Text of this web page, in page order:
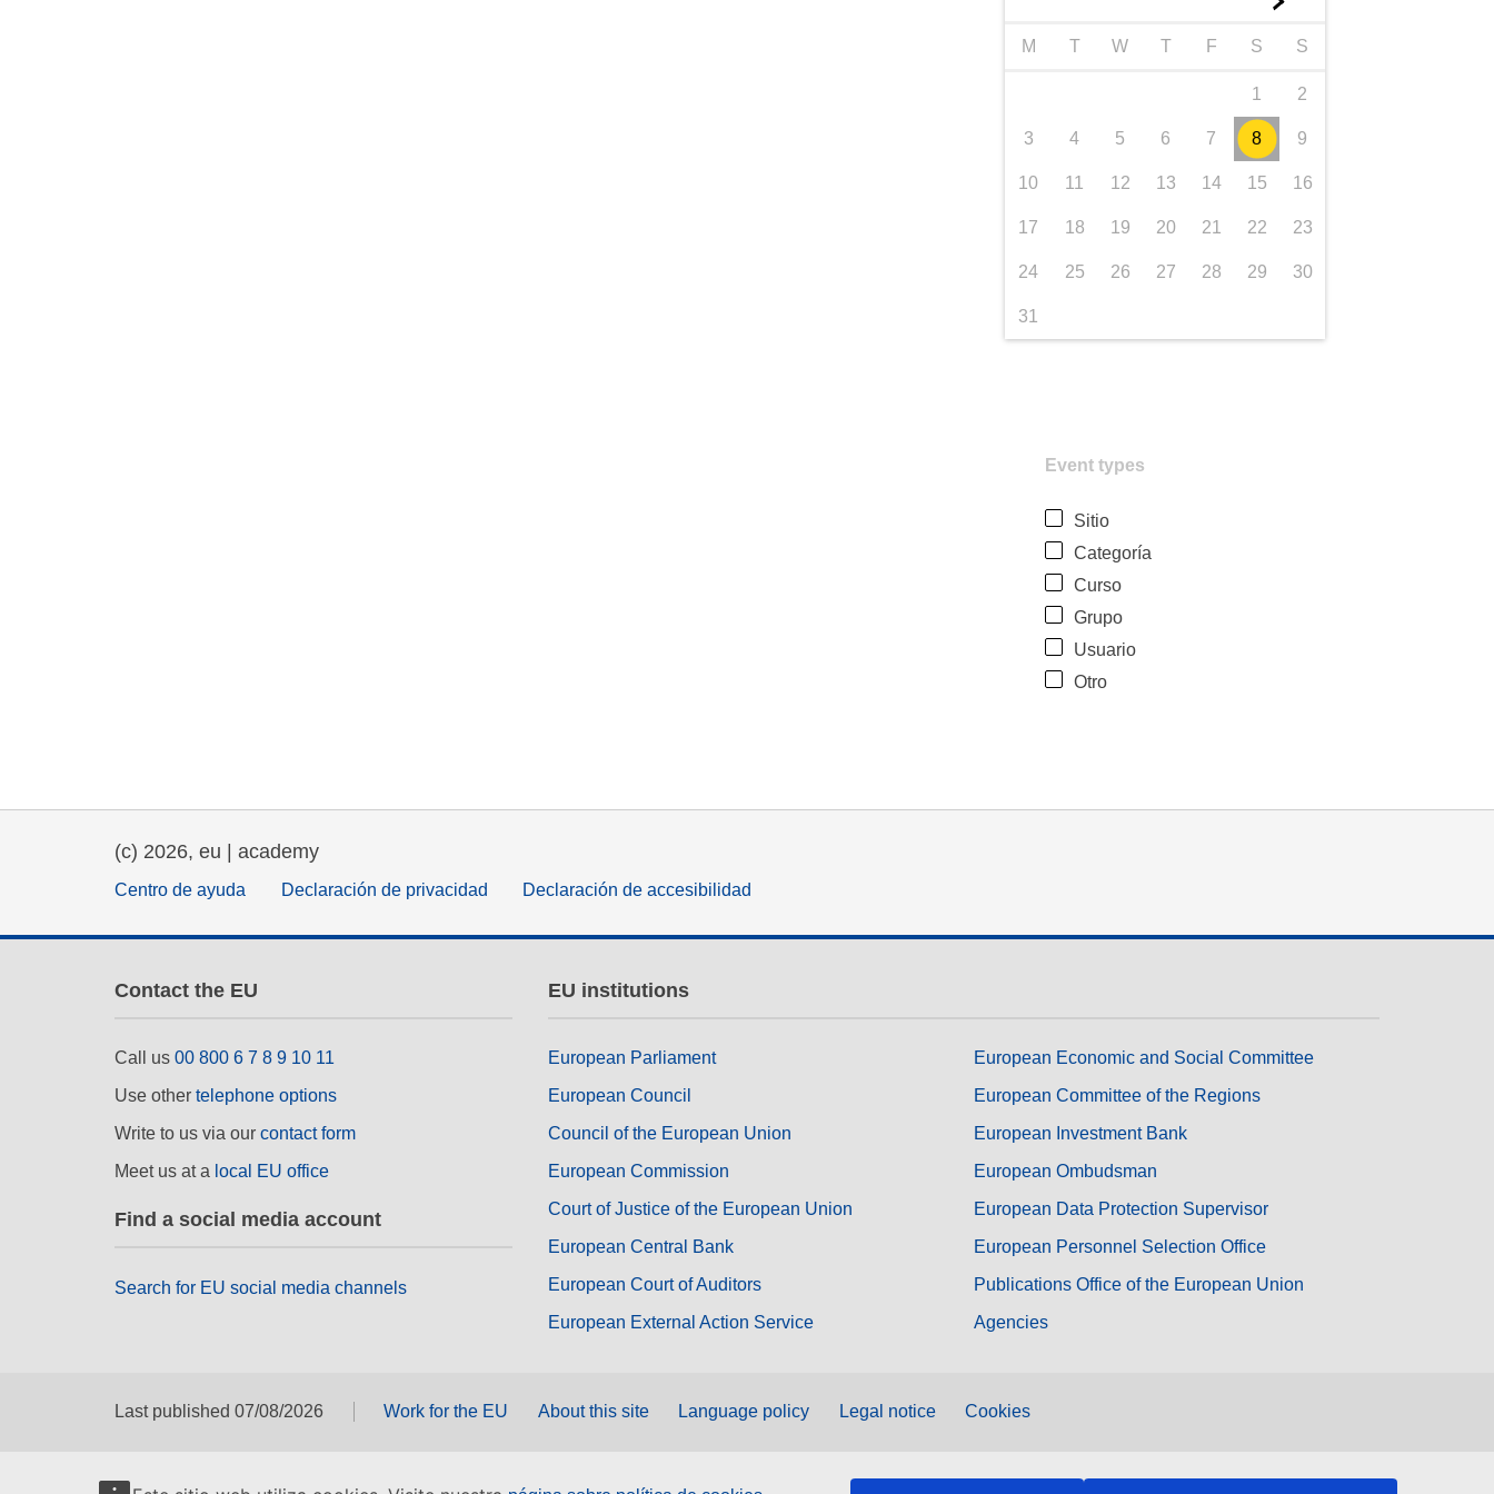
M T W T F S S
1 2
3 4 5 6 7 8 9
10 11 12 13 14 15 16
17 18 19 20 21 22 23
24 25 26 27 28 29 30
31
Event types
Sitio
Categoría
Curso
Grupo
Usuario
Otro
(c) 2026, eu | academy
Centro de ayuda Declaración de privacidad Declaración de accesibilidad
Contact the EU
Call us 00 800 6 7 8 9 10 11
Use other telephone options
Write to us via our contact form
Meet us at a local EU office
Find a social media account
Search for EU social media channels
EU institutions
European Parliament
European Council
Council of the European Union
European Commission
Court of Justice of the European Union
European Central Bank
European Court of Auditors
European External Action Service
European Economic and Social Committee
European Committee of the Regions
European Investment Bank
European Ombudsman
European Data Protection Supervisor
European Personnel Selection Office
Publications Office of the European Union
Agencies
Last published 07/08/2026 Work for the EU About this site Language policy Legal notice Cookies